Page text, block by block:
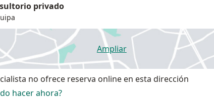
privado
Ampliarse abre en una nueva
no ofrece reserva online en esta dirección
hacer ahora?